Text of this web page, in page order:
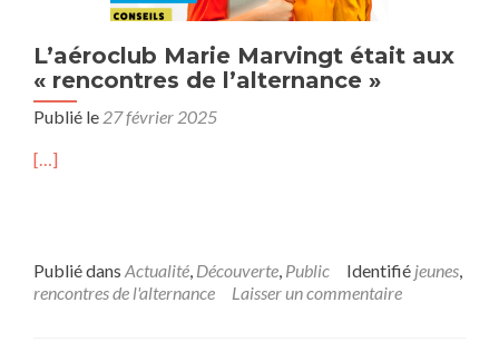
L’aéroclub Marie Marvingt était aux
« rencontres de l’alternance »
Publié le 27 février 2025
[…]
Publié dans Actualité, Découverte, Public Identifié jeunes,
rencontres de l'alternance
Laisser un commentaire